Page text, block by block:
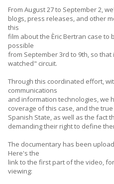
From August 27 to September 2,
blogs, press releases, and other
this
film about the Èric Bertran case to
possible
from September 3rd to 9th, so
watched" circuit.
Through this coordinated effort,
communications
and information technologies, we
coverage of this case, and the
Spanish State, as well as the fact
demanding their right to define
The documentary has been
Here's the
link to the first part of the video,
viewing: